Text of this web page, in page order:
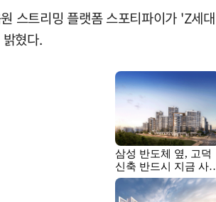
스트리밍 플랫폼 스포티파이가 'Z
혔다.